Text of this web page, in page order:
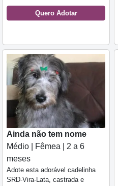
Quero Adotar
Ainda não tem nome
Médio | Fêmea | 2 a 6
meses
Adote esta adorável cadelinha
SRD-Vira-Lata, castrada e